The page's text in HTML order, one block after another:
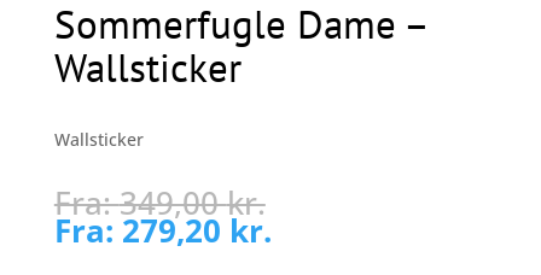
Sommerfugle Dame –
Wallsticker
Wallsticker
Fra:349,00kr.
Fra: 279,20 kr.